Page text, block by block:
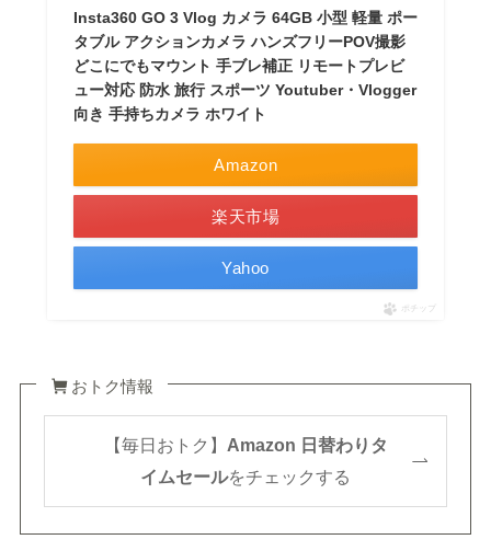
Insta360 GO 3 Vlog カメラ 64GB 小型 軽量 ポー
タブル アクションカメラ ハンズフリーPOV撮影
どこにでもマウント 手ブレ補正 リモートプレビ
ュー対応 防水 旅行 スポーツ Youtuber・Vlogger
向き 手持ちカメラ ホワイト
Amazon
楽天市場
Yahoo
ポチップ
おトク情報
【毎日おトク】 Amazon 日替わりタ
イムセールをチェックする